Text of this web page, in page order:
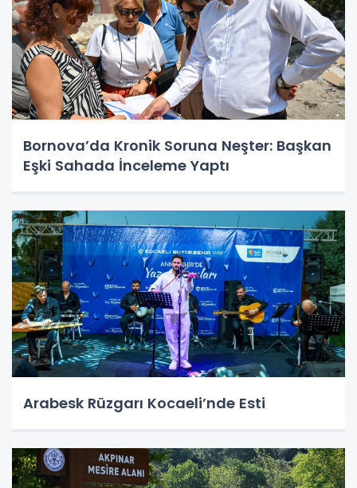
Bornova’da Kronik Soruna Neşter: Başkan
Eşki Sahada İnceleme Yaptı
Arabesk Rüzgarı Kocaeli’nde Esti